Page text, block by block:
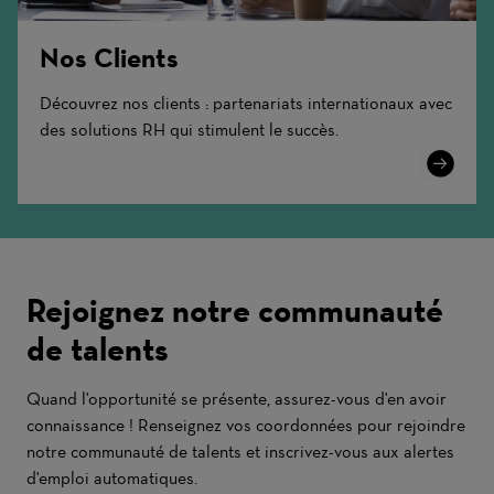
Nos Clients
Découvrez nos clients : partenariats internationaux avec
des solutions RH qui stimulent le succès.
Learn
Rejoignez notre communauté
de talents
Quand l'opportunité se présente, assurez-vous d'en avoir
connaissance ! Renseignez vos coordonnées pour rejoindre
notre communauté de talents et inscrivez-vous aux alertes
d'emploi automatiques.